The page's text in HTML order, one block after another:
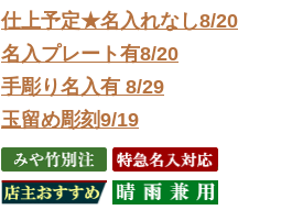
仕上予定★名入れなし8/20
名入プレート有8/20
手彫り名入有 8/29
玉留め彫刻9/19